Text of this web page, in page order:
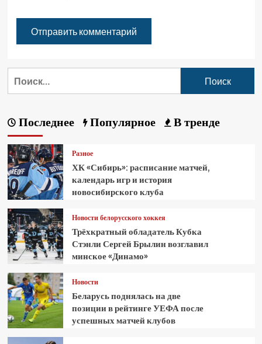
Последнее Популярное В тренде
Разное
ХК «Сибирь»: расписание матчей,
календарь игр и история
новосибирского клуба
Новости белорусского хоккея
Трёхкратный обладатель Кубка
Стэнли Сергей Брылин возглавил
минское «Динамо»
Новости
Беларусь поднялась на две
позиции в рейтинге УЕФА после
успешных матчей клубов